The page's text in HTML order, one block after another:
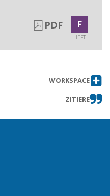
PDF F
HEFT
WORKSPACE
ZITIERE